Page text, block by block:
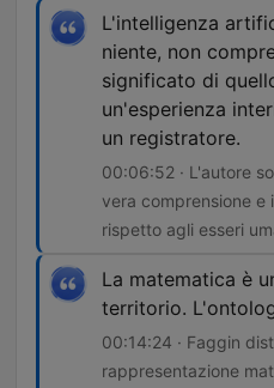
L'intelligenza
niente, non
significato di
un'esperienza
un registratore.
00:06:52 · L'autore
vera comprensione e
rispetto agli esseri
La matematica è
territorio.
00:14:24 · Faggin
rappresentazione